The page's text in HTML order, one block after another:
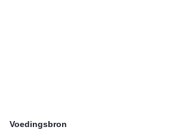
Voedingsbron